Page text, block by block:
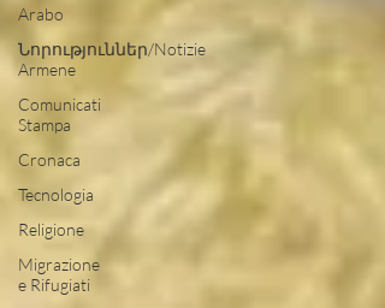
Arabo
Նորություններ/Notizie
Armene
Comunicati
Stampa
Cronaca
Tecnologia
Religione
Migrazione
e Rifugiati